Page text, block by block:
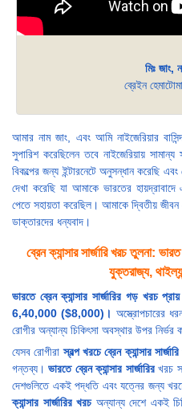
মিঃ জাং,
ব্রেইন হেমাটোমা
আমার নাম জাং, এবং আমি নাইজেরিয়ার
সুপারিশ করেছিলেন তবে নাইজেরিয়ায়
বিকল্পের জন্য ইন্টারনেটে অনুসন্ধান করেছি
দেখা করেছি যা আমাকে ভারতের
পেতে সহায়তা করেছিল। আমাকে দ্বিতীয় জীবন
ডাক্তারদের ধন্যবাদ।
ব্রেন ক্যান্সার সার্জারি খরচ তুলনা:
যুক্তরাজ্য,
ভারতে ব্রেন ক্যান্সার সার্জারির গড়
6,40,000 ($8,000)। অস্ত্রোপচারের
রোগীর অন্যান্য চিকিৎসা অবস্থার উপর নির্ভর
যেসব রোগীরাস্বল্প খরচে ব্রেন ক্যান্সার সার্জারি
গন্তব্য।ভারতে ব্রেন ক্যান্সার সার্জারিরখরচ
দেশগুলিতে একই পদ্ধতি এবং যত্নের জন্য
ক্যান্সার সার্জারির খরচঅন্যান্য দেশে একই